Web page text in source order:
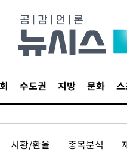
수도권 지방 문화
시황/환율 종목분석